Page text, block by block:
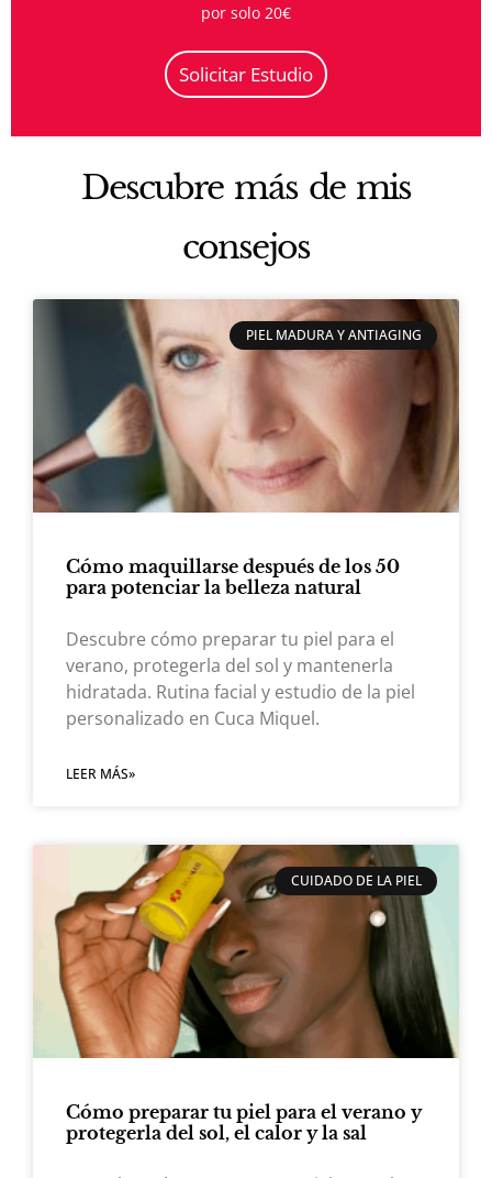
por solo 20€
Solicitar Estudio
Descubre más de mis
consejos
PIEL MADURA Y ANTIAGING
Cómo maquillarse después de los 50
para potenciar la belleza natural
Descubre cómo preparar tu piel para el
verano, protegerla del sol y mantenerla
hidratada. Rutina facial y estudio de la piel
personalizado en Cuca Miquel.
LEER MÁS»
CUIDADO DE LA PIEL
Cómo preparar tu piel para el verano y
protegerla del sol, el calor y la sal